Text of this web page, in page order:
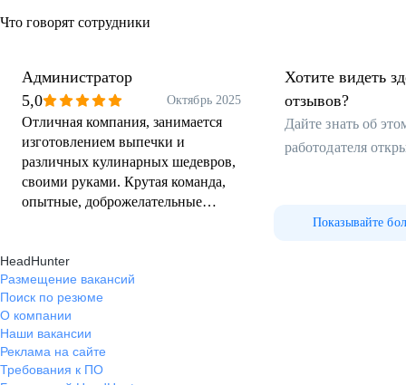
Что говорят сотрудники
Администратор
5,0
Октябрь 2025
Отличная компания, занимается
изготовлением выпечки и
различных кулинарных шедевров,
своими руками. Крутая команда,
опытные, доброжелательные
правил и алгоритмов работы.
Заработная плата построена по
системе мотивации, т.е потолок
своей з/п устанавливаешь ты сам.
Руководство Компании
поддерживает индивидуальность и
стремление к профессиональному
Хотите видеть
отзывов?
Дайте знать об
работодателя
Показывайте
HeadHunter
Размещение вакансий
Поиск по резюме
О компании
Наши вакансии
Реклама на сайте
Требования к ПО